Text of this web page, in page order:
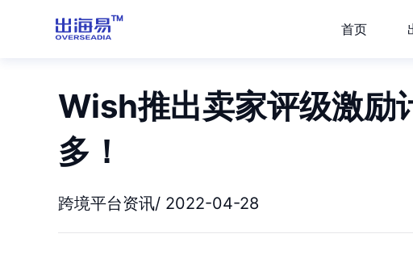
首页
Wish推出卖家评级激励
多！
跨境平台资讯/ 2022-04-28